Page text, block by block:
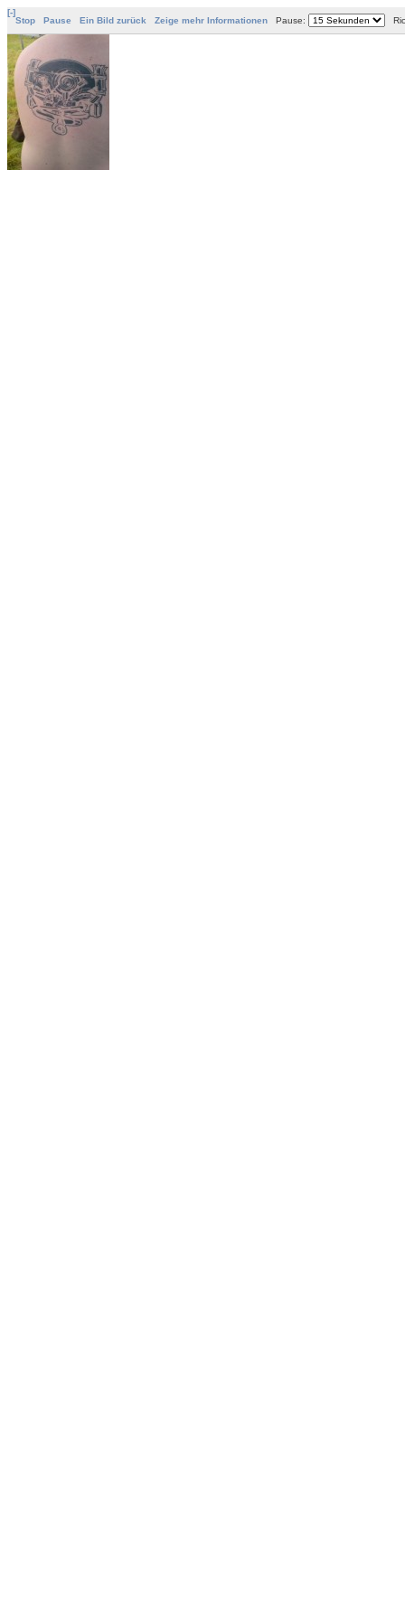
[-]
Stop
Pause Ein Bild zurück Zeige mehr Informationen Pause: